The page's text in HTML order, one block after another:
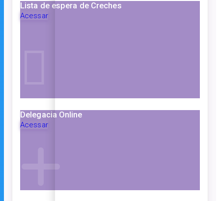
Lista de espera de Creches
Acessar
Delegacia Online
Acessar